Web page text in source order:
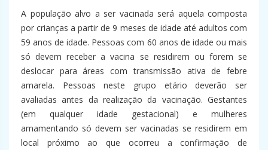
A população alvo a ser vacinada será aquela composta
por crianças a partir de 9 meses de idade até adultos com
59 anos de idade. Pessoas com 60 anos de idade ou mais
só devem receber a vacina se residirem ou forem se
deslocar para áreas com transmissão ativa de febre
amarela. Pessoas neste grupo etário deverão ser
avaliadas antes da realização da vacinação. Gestantes
(em qualquer idade gestacional) e mulheres
amamentando só devem ser vacinadas se residirem em
local próximo ao que ocorreu a confirmação de